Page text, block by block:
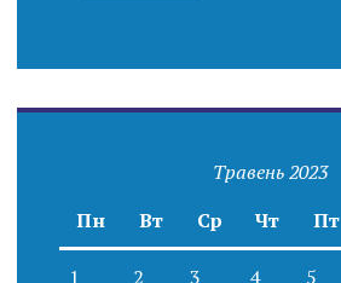
Травень 2023
Пн
Вт Ср Чт Пт
1 2 3 4 5